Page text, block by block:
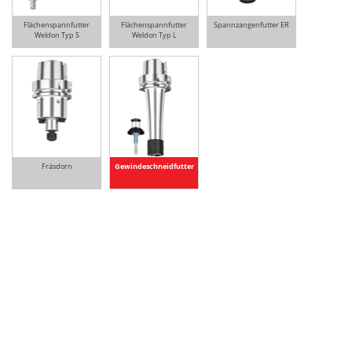
Flächenspannfutter
Weldon Typ S
Flächenspannfutter
Weldon Typ L
Spannzangenfutter ER
Fräsdorn Gewindeschneidfutter